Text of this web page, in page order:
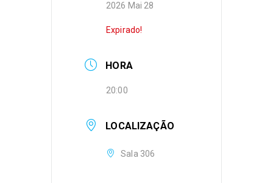
2026 Mai 28
Expirado!
HORA
20:00
LOCALIZAÇÃO
Sala 306